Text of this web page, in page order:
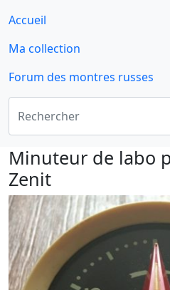
Accueil
Ma collection
Forum des montres russes
Minuteur de labo
Zenit